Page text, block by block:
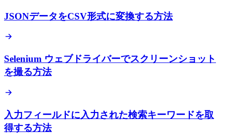
JSONデータをCSV形式に変換する方法
Selenium ウェブドライバーでスクリーンショット
を撮る方法
入力フィールドに入力された検索キーワードを取
得する方法